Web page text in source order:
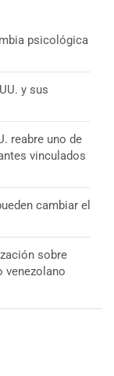
psicológica
y sus
reabre uno de
vinculados
cambiar el
sobre
venezolano